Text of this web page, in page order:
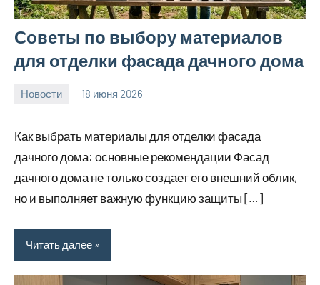
Советы по выбору материалов
для отделки фасада дачного дома
Новости 18 июня 2026
Как выбрать материалы для отделки фасада
дачного дома: основные рекомендации Фасад
дачного дома не только создает его внешний облик,
но и выполняет важную функцию защиты […]
Читать далее